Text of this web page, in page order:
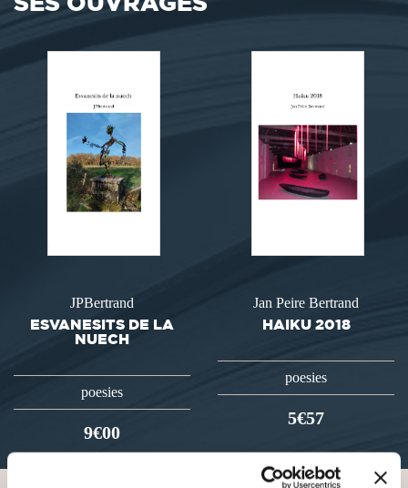
JPBertrand
ESVANESITS DE LA
NUECH
poesies
9€00
Jan Peire Bertrand
HAIKU 2018
poesies
5€57